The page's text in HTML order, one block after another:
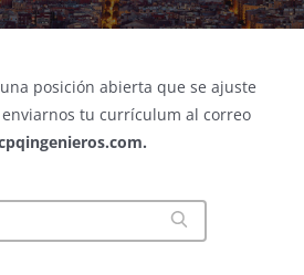
posición abierta que se ajuste
tu currículum al correo